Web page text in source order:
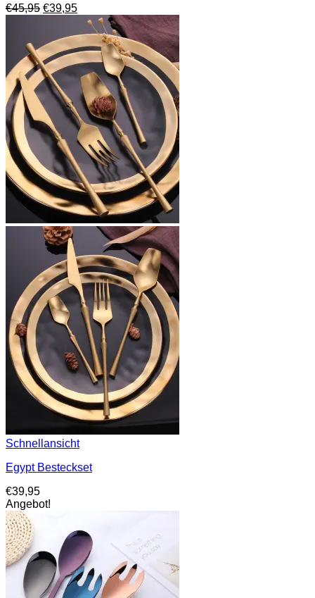
€45,95 Ursprünglicher
€45,95
€39,95Aktueller
Preis
ist:
€39,95.
Schnellansicht
Egypt Besteckset
€39,95
Angebot!